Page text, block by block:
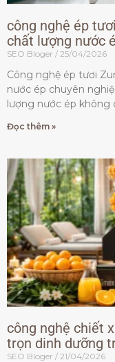
công nghệ ép
chất lượng nước
SEO Bloger 25/04/2026
Công nghệ ép tươi
nước ép chuyên
lượng nước ép không
Đọc thêm »
công nghệ chiết
trọn dinh dưỡng
SEO Bloger 21/04/2026